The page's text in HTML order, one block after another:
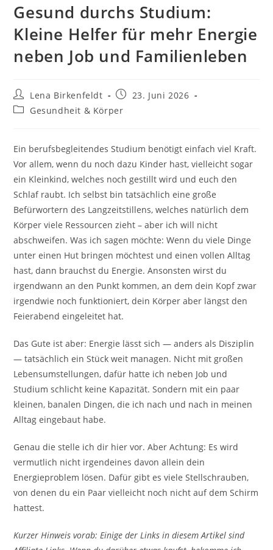
Gesund durchs Studium:
Kleine Helfer für mehr Energie
neben Job und Familienleben
Beitrags-
Autor:
Lena Birkenfeldt
Beitrag23. Juni 2026
Beitrags-
Gesundheit & Körper
Ein berufsbegleitendes Studium benötigt einfach viel Kraft.
Vor allem, wenn du noch dazu Kinder hast, vielleicht sogar
ein Kleinkind, welches noch gestillt wird und euch den
Schlaf raubt. Ich selbst bin tatsächlich eine große
Befürwortern des Langzeitstillens, welches natürlich dem
Körper viele Ressourcen zieht – aber ich will nicht
abschweifen. Was ich sagen möchte: Wenn du viele Dinge
unter einen Hut bringen möchtest und einen vollen Alltag
hast, dann brauchst du Energie. Ansonsten wirst du
irgendwann an den Punkt kommen, an dem dein Kopf zwar
irgendwie noch funktioniert, dein Körper aber längst den
Feierabend eingeleitet hat.
Das Gute ist aber: Energie lässt sich — anders als Disziplin
— tatsächlich ein Stück weit managen. Nicht mit großen
Lebensumstellungen, dafür hatte ich neben Job und
Studium schlicht keine Kapazität. Sondern mit ein paar
kleinen, banalen Dingen, die ich nach und nach in meinen
Alltag eingebaut habe.
Genau die stelle ich dir hier vor. Aber Achtung: Es wird
vermutlich nicht irgendeines davon allein dein
Energieproblem lösen. Dafür gibt es viele Stellschrauben,
von denen du ein Paar vielleicht noch nicht auf dem Schirm
hattest.
Kurzer Hinweis vorab: Einige der Links in diesem Artikel sind